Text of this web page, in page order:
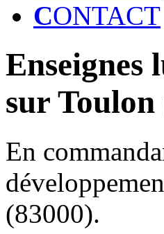
CONTACT
Enseignes
sur Toulon
En
(83000).